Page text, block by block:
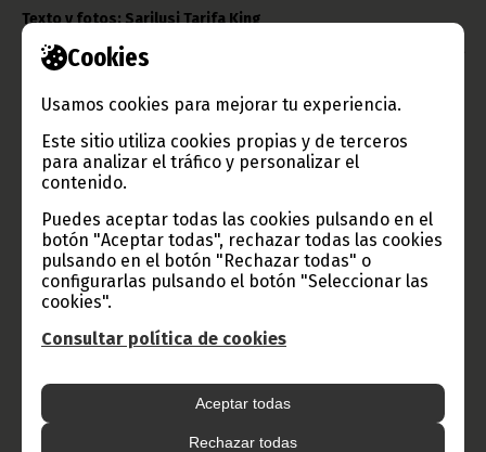
Cookies
Usamos cookies para mejorar tu experiencia.
Este sitio utiliza cookies propias y de terceros
para analizar el tráfico y personalizar el
contenido.
Puedes aceptar todas las cookies pulsando en el
botón "Aceptar todas", rechazar todas las cookies
pulsando en el botón "Rechazar todas" o
configurarlas pulsando el botón "Seleccionar las
cookies".
Consultar política de cookies
Aceptar todas
Rechazar todas
Texto y fotos: Sarilusi Tarifa King
Oficina de Información y Prensa de Guinea Ecuatorial
(D.G.Base Internet)
Gobierno e Instituciones
Información de Guinea Ecuatorial